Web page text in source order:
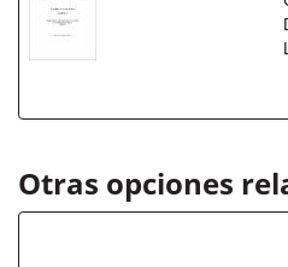
Otras opciones